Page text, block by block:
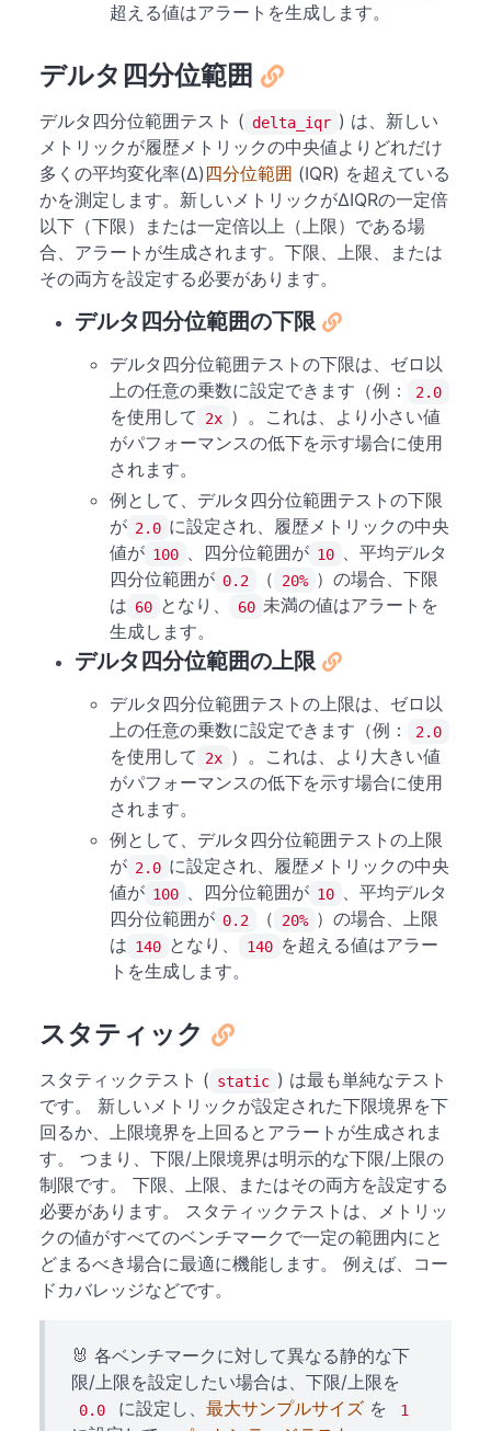
超える値はアラートを生成します。
デルタ四分位範囲
デルタ四分位範囲テスト ( delta_iqr ) は、新しい
メトリックが履歴メトリックの中央値よりどれだけ
多くの平均変化率(Δ) 四分位範囲 (IQR) を超えている
かを測定します。新しいメトリックがΔIQRの一定倍
以下（下限）または一定倍以上（上限）である場
合、アラートが生成されます。下限、上限、または
その両方を設定する必要があります。
デルタ四分位範囲の下限
デルタ四分位範囲テストの下限は、ゼロ以
上の任意の乗数に設定できます（例：
2.0
を使用して 2x ）。これは、より小さい値
がパフォーマンスの低下を示す場合に使用
されます。
例として、デルタ四分位範囲テストの下限
が 2.0 に設定され、履歴メトリックの中央
値が 100 、四分位範囲が 10 、平均デルタ
四分位範囲が 0.2 （ 20% ）の場合、下限
は 60 となり、 60 未満の値はアラートを
生成します。
デルタ四分位範囲の上限
デルタ四分位範囲テストの上限は、ゼロ以
上の任意の乗数に設定できます（例：
2.0
を使用して 2x ）。これは、より大きい値
がパフォーマンスの低下を示す場合に使用
されます。
例として、デルタ四分位範囲テストの上限
が 2.0 に設定され、履歴メトリックの中央
値が 100 、四分位範囲が 10 、平均デルタ
四分位範囲が 0.2 （ 20% ）の場合、上限
は 140 となり、 140 を超える値はアラー
トを生成します。
スタティック
スタティックテスト ( static ) は最も単純なテスト
です。 新しいメトリックが設定された下限境界を下
回るか、上限境界を上回るとアラートが生成されま
す。 つまり、下限/上限境界は明示的な下限/上限の
制限です。 下限、上限、またはその両方を設定する
必要があります。 スタティックテストは、メトリッ
クの値がすべてのベンチマークで一定の範囲内にと
どまるべき場合に最適に機能します。 例えば、コー
ドカバレッジなどです。
🐰 各ベンチマークに対して異なる静的な下
限/上限を設定したい場合は、下限/上限を
0.0 に設定し、 最大サンプルサイズ を 1